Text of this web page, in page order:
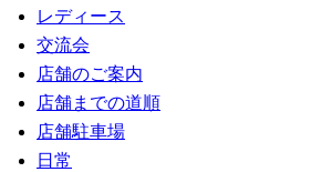
レディース
交流会
店舗のご案内
店舗までの道順
店舗駐車場
日常